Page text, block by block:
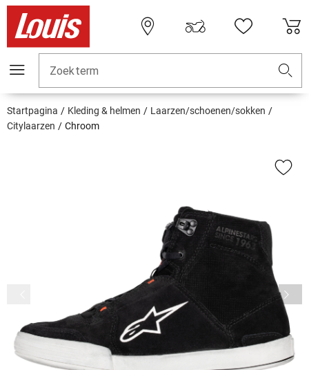
Zoekterm
Startpagina Kleding & helmen
Laarzen/schoenen/sokken
Citylaarzen
Chroom